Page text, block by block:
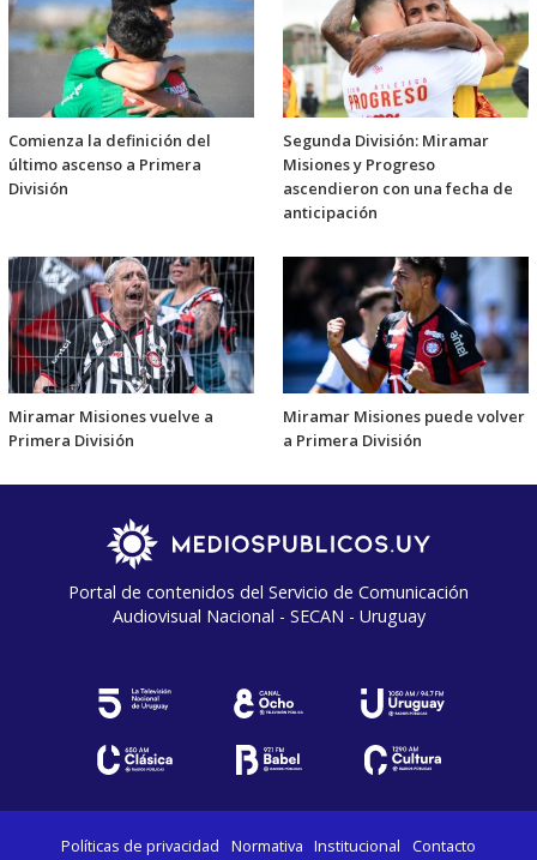
Comienza la definición del
último ascenso a Primera
División
Segunda División: Miramar
Misiones y Progreso
ascendieron con una fecha de
anticipación
Miramar Misiones vuelve a
Primera División
Miramar Misiones puede volver
a Primera División
Portal de contenidos del Servicio de Comunicación
Audiovisual Nacional - SECAN - Uruguay
Políticas de privacidad Normativa Institucional Contacto